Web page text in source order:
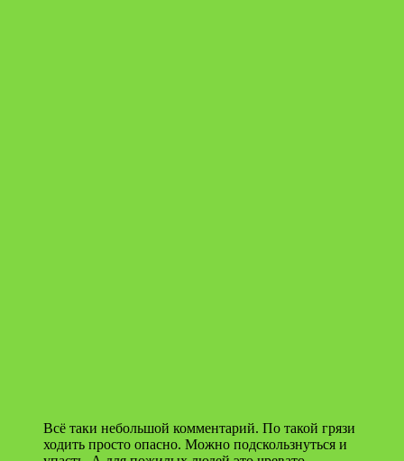
Всё таки небольшой комментарий. По такой грязи
ходить просто опасно. Можно подскользнуться и